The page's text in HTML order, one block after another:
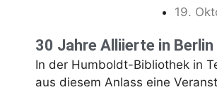
19.
30 Jahre Alliierte in Berlin
In der Humboldt-Bibliothek in
aus diesem Anlass eine